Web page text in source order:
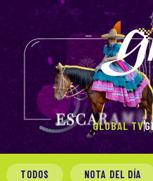
GLOBAL TV
TODOS NOTA DEL DÍA